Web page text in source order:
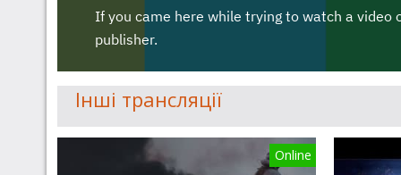
Інші трансляції
Online